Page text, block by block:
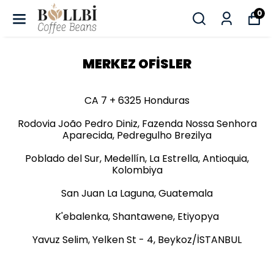
0
MERKEZ OFİSLER
CA 7 + 6325 Honduras
Rodovia João Pedro Diniz, Fazenda Nossa Senhora
Aparecida, Pedregulho Brezilya
Poblado del Sur, Medellín, La Estrella, Antioquia,
Kolombiya
San Juan La Laguna, Guatemala
K'ebalenka, Shantawene, Etiyopya
Yavuz Selim, Yelken St - 4, Beykoz/İSTANBUL